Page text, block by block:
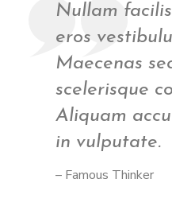
Nullam
eros
Maecenas
scelerisque
Aliquam
in vulputate.
– Famous Thinker